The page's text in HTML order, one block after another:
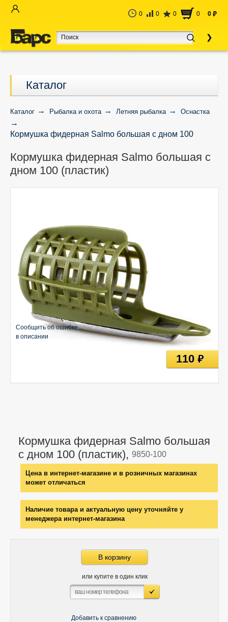
0 0 0 0 0 руб
Каталог
Каталог Рыбалка и охота Летняя рыбалка Оснастка
Кормушка фидерная Salmo большая с дном 100
Кормушка фидерная Salmo большая с
дном 100 (пластик)
Кормушка фидерная Salmo большая
с дном 100 (пластик), 9850-100
Цена в интернет-магазине и в розничных магазинах
может отличаться
Наличие товара и актуальную цену уточняйте у
менеджера интернет-магазина
В корзину
или купите в один клик
Добавить к сравнению
Сообщить об ошибке
в описании
110руб